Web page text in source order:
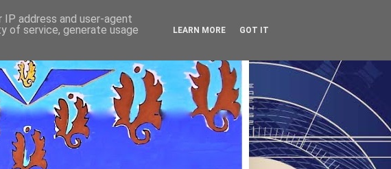
address and user-agent
of service, generate usage
LEARN MORE GOT IT